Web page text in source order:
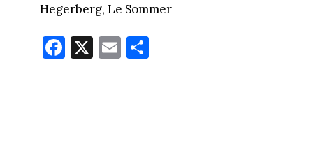
Hegerberg, Le Sommer
Fa
ce
X E
m
Pa